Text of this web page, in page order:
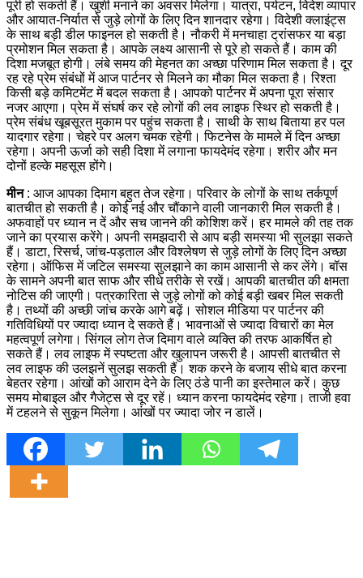
पूरी हो सकती हैं। खुशी मनाने का अवसर मिलेगा। यात्रा, पर्यटन, विदेश व्यापार
और आयात-निर्यात से जुड़े लोगों के लिए दिन शानदार रहेगा। विदेशी क्लाइंट्स
के साथ बड़ी डील फाइनल हो सकती है। नौकरी में मनचाहा ट्रांसफर या बड़ा
प्रमोशन मिल सकता है। आपके लक्ष्य आसानी से पूरे हो सकते हैं। काम की
दिशा मजबूत होगी। लंबे समय की मेहनत का अच्छा परिणाम मिल सकता है।दूर
रह रहे प्रेम संबंधों में आज पार्टनर से मिलने का मौका मिल सकता है। रिश्ता
किसी बड़े कमिटमेंट में बदल सकता है। आपको पार्टनर में अपना पूरा संसार
नजर आएगा। प्रेम में संघर्ष कर रहे लोगों की लव लाइफ स्थिर हो सकती है।
प्रेम संबंध खूबसूरत मुकाम पर पहुंच सकता है। साथी के साथ बिताया हर पल
यादगार रहेगा।चेहरे पर अलग चमक रहेगी। फिटनेस के मामले में दिन अच्छा
रहेगा। अपनी ऊर्जा को सही दिशा में लगाना फायदेमंद रहेगा। शरीर और मन
दोनों हल्के महसूस होंगे।
मीन : आज आपका दिमाग बहुत तेज रहेगा। परिवार के लोगों के साथ तर्कपूर्ण
बातचीत हो सकती है। कोई नई और चौंकाने वाली जानकारी मिल सकती है।
अफवाहों पर ध्यान न दें और सच जानने की कोशिश करें। हर मामले की तह तक
जाने का प्रयास करेंगे। अपनी समझदारी से आप बड़ी समस्या भी सुलझा सकते
हैं। डाटा, रिसर्च, जांच-पड़ताल और विश्लेषण से जुड़े लोगों के लिए दिन अच्छा
रहेगा। ऑफिस में जटिल समस्या सुलझाने का काम आसानी से कर लेंगे। बॉस
के सामने अपनी बात साफ और सीधे तरीके से रखें। आपकी बातचीत की क्षमता
नोटिस की जाएगी। पत्रकारिता से जुड़े लोगों को कोई बड़ी खबर मिल सकती
है। तथ्यों की अच्छी जांच करके आगे बढ़ें।सोशल मीडिया पर पार्टनर की
गतिविधियों पर ज्यादा ध्यान दे सकते हैं। भावनाओं से ज्यादा विचारों का मेल
महत्वपूर्ण लगेगा। सिंगल लोग तेज दिमाग वाले व्यक्ति की तरफ आकर्षित हो
सकते हैं। लव लाइफ में स्पष्टता और खुलापन जरूरी है। आपसी बातचीत से
लव लाइफ की उलझनें सुलझ सकती हैं। शक करने के बजाय सीधे बात करना
बेहतर रहेगा। आंखों को आराम देने के लिए ठंडे पानी का इस्तेमाल करें। कुछ
समय मोबाइल और गैजेट्स से दूर रहें। ध्यान करना फायदेमंद रहेगा। ताजी हवा
में टहलने से सुकून मिलेगा। आंखों पर ज्यादा जोर न डालें।